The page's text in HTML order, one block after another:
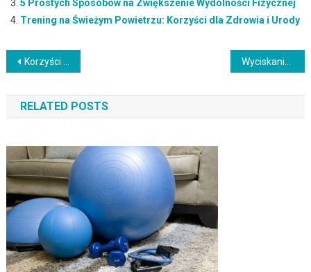
5 Prostych Sposobów na Zwiększenie Wydolności Fizycznej
Trening na Świeżym Powietrzu: Korzyści dla Zdrowia i Urody
Nawigacja
wpisu
Korzyści zdrowotne jazdy na rowerze – lepsze samopoczucie i kondycja
RELATED POSTS